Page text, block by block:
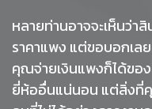
หลายท่านอาจจะเห็นว่า
ราคาแพง แต่ขอบอกเล
คุณจ่ายเงินแพงก็ได้ขอ
ยี่ห้ออื่นแน่นอน แต่สิ่งที่